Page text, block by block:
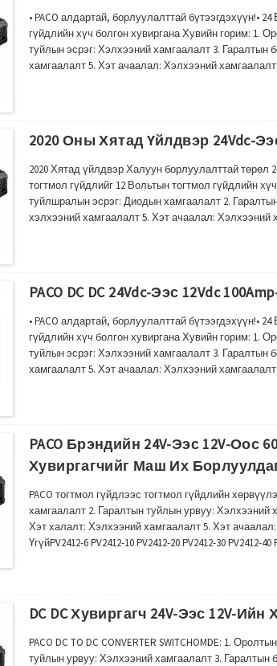
• PACO алдартай, борлуулалттай бүтээгдэхүүн!•
гүйдлийн хүч болгон хувиргана Хувийн горим: 1.
туйлын эсрэг: Хэлхээний хамгаалалт 3. Гаралтын
хамгаалалт 5. Хэт ачаалал: Хэлхээний хамгаалалт
2020 Оны Хятад Үйлдвэр 24Vdc-Ээс
2020 Хятад үйлдвэр Халуун борлуулалттай төрөл
тогтмол гүйдлийг 12 Вольтын тогтмол гүйдлийн
туйлшралын эсрэг: Диодын хамгаалалт 2.
хэлхээний хамгаалалт 5. Хэт ачаалал: Хэлхээний
PACO DC DC 24Vdc-Ээс 12Vdc
• PACO алдартай, борлуулалттай бүтээгдэхүүн!•
гүйдлийн хүч болгон хувиргана Хувийн горим: 1.
туйлын эсрэг: Хэлхээний хамгаалалт 3. Гаралтын
хамгаалалт 5. Хэт ачаалал: Хэлхээний хамгаалалт
PACO Брэндийн 24V-Ээс 12V-Оос
Хувиргагчийг Маш Их
PACO тогтмол гүйдлээс тогтмол гүйдлийн
хамгаалалт 2. Гаралтын туйлын урвуу: Хэлхээний
Хэт халалт: Хэлхээний хамгаалалт 5. Хэт
ҮгүйPV2412-6 PV2412-10 PV2412-20 PV2412-30 PV2412-
Гаралтын хүчдэл 12-13.8V AA (Amp06) Гаралтын
DC DC Хувиргагч 24V-Ээс 12V-Ийн
PACO DC TO DC CONVERTER SWITCHOMDE: 1.
туйлын урвуу: Хэлхээний хамгаалалт 3.